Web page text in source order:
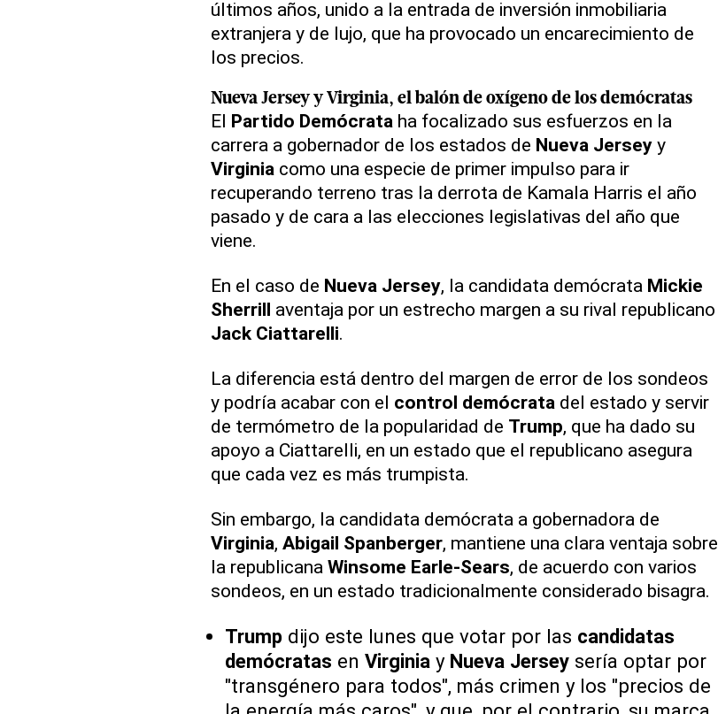
últimos años, unido a la entrada de inversión inmobiliaria
extranjera y de lujo, que ha provocado un encarecimiento de
los precios.
Nueva Jerseyy Virginia, el balón de oxígeno de los demócratas
El Partido Demócrataha focalizado sus esfuerzos en la
carrera a gobernador de los estados de Nueva Jerseyy
Virginiacomo una especie de primer impulso para ir
recuperando terreno tras la derrota de Kamala Harris el año
pasado y de cara a las elecciones legislativas del año que
viene.
En el caso de Nueva Jersey, la candidata demócrata Mickie
Sherrill aventaja por un estrecho margen a su rival republicano
Jack Ciattarelli.
La diferencia está dentro del margen de error de los sondeos
y podría acabar con el control demócratadel estado y servir
de termómetro de la popularidad de Trump, que ha dado su
apoyo a Ciattarelli, en un estado que el republicano asegura
que cada vez es más trumpista.
Sin embargo, la candidata demócrata a gobernadora de
Virginia, Abigail Spanberger, mantiene una clara ventaja sobre
la republicana Winsome Earle-Sears, de acuerdo con varios
sondeos, en un estado tradicionalmente considerado bisagra.
Trump dijo este lunes que votar por las candidatas
demócratas en Virginiay Nueva Jerseysería optar por
"transgénero para todos", más crimen y los "precios de